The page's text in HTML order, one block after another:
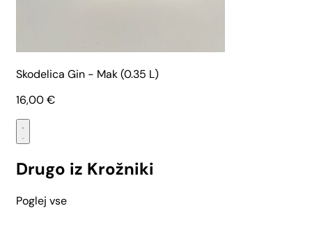
Skodelica Gin - Mak (0.35 L)
16,00€
Drugo iz Krožniki
Poglej vse